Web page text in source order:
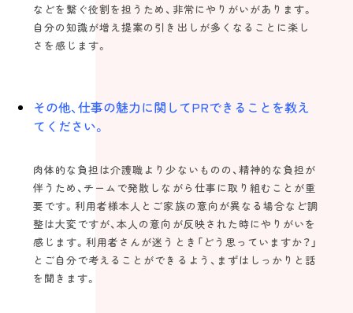
などを繋ぐ役割を担うため、非常にやりがいがあります。
自分の知識が増え提案の引き出しが多くなることに楽し
さを感じます。
その他、仕事の魅力に関してPRできることを教え
てください。
肉体的な負担は介護職より少ないものの、精神的な負担が
伴うため、チームで発散しながら仕事に取り組むことが重
要です。利用者様本人とご家族の意向が異なる場合など調
整は大変ですが、本人の意向が反映された時にやりがいを
感じます。利用者さんが迷うとき「どう思っていますか？」
とご自分で考えることができるよう、まずはしっかりと話
を聞きます。